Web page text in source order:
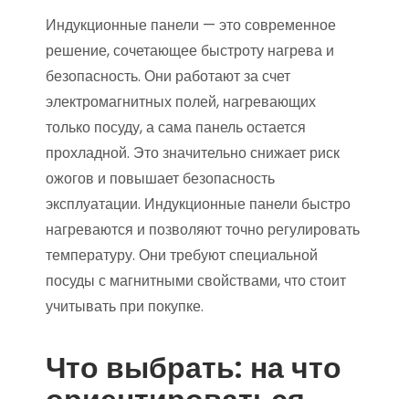
Индукционные панели — это современное
решение, сочетающее быстроту нагрева и
безопасность. Они работают за счет
электромагнитных полей, нагревающих
только посуду, а сама панель остается
прохладной. Это значительно снижает риск
ожогов и повышает безопасность
эксплуатации. Индукционные панели быстро
нагреваются и позволяют точно регулировать
температуру. Они требуют специальной
посуды с магнитными свойствами, что стоит
учитывать при покупке.
Что выбрать: на что